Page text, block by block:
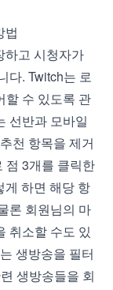
법
하고 시청자가
다. Twitch는 로
할 수 있도록 관
선반과 모바일
천 항목을 제거
점 3개를 클릭한
게 하면 해당 항
론 회원님의 마
취소할 수도 있
생방송을 필터
생방송들을 회